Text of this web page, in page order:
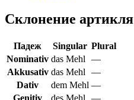
Склонение артикля
Падеж Singular Plural
Nominativ das Mehl
—
Akkusativ das Mehl
—
Dativ
dem Mehl —